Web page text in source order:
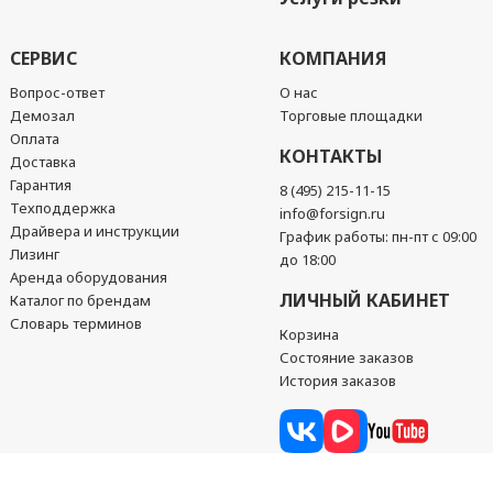
СЕРВИС
Вопрос-ответ
Демозал
Оплата
Доставка
Гарантия
Техподдержка
Драйвера и инструкции
Лизинг
Аренда оборудования
Каталог по брендам
Словарь терминов
КОМПАНИЯ
О нас
Торговые площадки
КОНТАКТЫ
8 (495) 215-11-15
info@forsign.ru
График работы: пн-пт с 09:00
до 18:00
ЛИЧНЫЙ КАБИНЕТ
Корзина
Состояние заказов
История заказов